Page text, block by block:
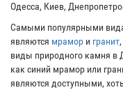
Одесса, Киев,
Самыми популярными
являются мрамор и гранит
виды природного камня в
как синий мрамор или
являются доступными,